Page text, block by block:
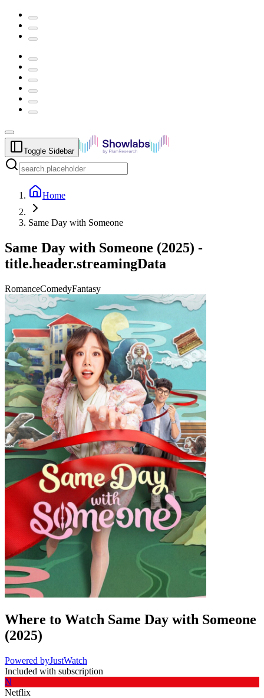
Toggle Sidebar
Home
Same Day with Someone
Same Day with Someone (2025) -
title.header.streamingData
RomanceComedyFantasy
Where to Watch Same Day with Someone
(2025)
Powered byJustWatch
Included with subscription
N
Netflix